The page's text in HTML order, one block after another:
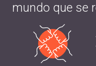
mundo que se